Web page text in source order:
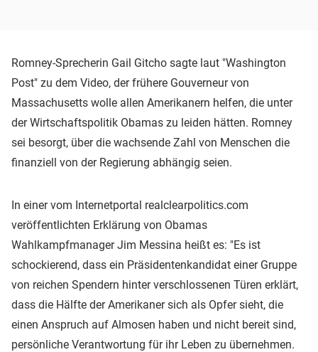
Romney-Sprecherin Gail Gitcho sagte laut "Washington
Post" zu dem Video, der frühere Gouverneur von
Massachusetts wolle allen Amerikanern helfen, die unter
der Wirtschaftspolitik Obamas zu leiden hätten. Romney
sei besorgt, über die wachsende Zahl von Menschen die
finanziell von der Regierung abhängig seien.
In einer vom Internetportal realclearpolitics.com
veröffentlichten Erklärung von Obamas
Wahlkampfmanager Jim Messina heißt es: "Es ist
schockierend, dass ein Präsidentenkandidat einer Gruppe
von reichen Spendern hinter verschlossenen Türen erklärt,
dass die Hälfte der Amerikaner sich als Opfer sieht, die
einen Anspruch auf Almosen haben und nicht bereit sind,
persönliche Verantwortung für ihr Leben zu übernehmen.